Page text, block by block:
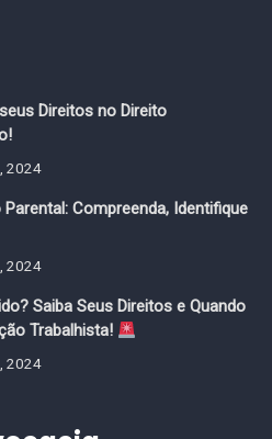
Direitos no Direito
2024
Compreenda, Identifique
2024
Saiba Seus Direitos e Quando
Trabalhista!
2024